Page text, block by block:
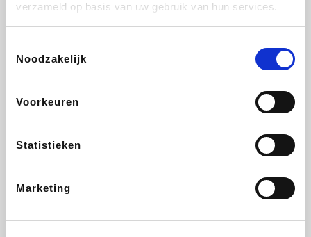
verzameld op basis van uw gebruik van hun services.
Noodzakelijk
Voorkeuren
Statistieken
Marketing
Lufthansa
CheapTickets.be DeubaXXL